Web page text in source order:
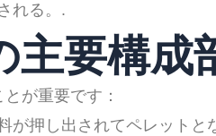
れる。.
要構成
が重要です：
が押し出されてペレットと